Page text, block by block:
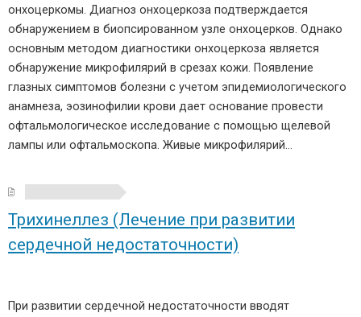
онхоцеркомы. Диагноз онхоцеркоза подтверждается
обнаружением в биопсированном узле онхоцерков. Однако
основным методом диагностики онхоцеркоза является
обнаружение микрофилярий в срезах кожи. Появление
глазных симптомов болезни с учетом эпидемиологического
анамнеза, эозинофилии крови дает основание провести
офтальмологическое исследование с помощью щелевой
лампы или офтальмоскопа. Живые микрофилярий…
Трихинеллез (Лечение при развитии
сердечной недостаточности)
При развитии сердечной недостаточности вводят